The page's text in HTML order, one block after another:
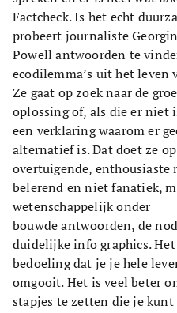
Factcheck. Is het echt
probeert journaliste
Powell antwoorden te
ecodilemma’s uit het leven
Ze gaat op zoek naar de
oplossing of, als die er niet
een verklaring waarom er
alternatief is. Dat doet ze
overtuigende, enthousiaste
belerend en niet fanatiek,
wetenschappelijk onder
bouwde antwoorden, de
duidelijke info graphics.
bedoeling dat je je hele
omgooit. Het is veel beter
stapjes te zetten die je